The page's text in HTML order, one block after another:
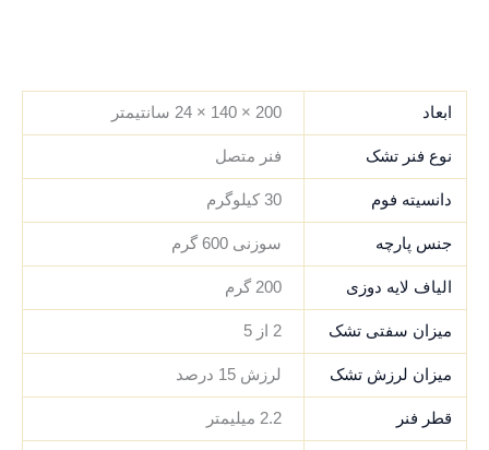
ابعاد 200 × 140 × 24 سانتیمتر
نوع فنر تشک فنر متصل
دانسیته فوم 30 کیلوگرم
جنس پارچه سوزنی 600 گرم
الیاف لایه دوزی 200 گرم
میزان سفتی تشک 2 از 5
میزان لرزش تشک لرزش 15 درصد
قطر فنر 2.2 میلیمتر